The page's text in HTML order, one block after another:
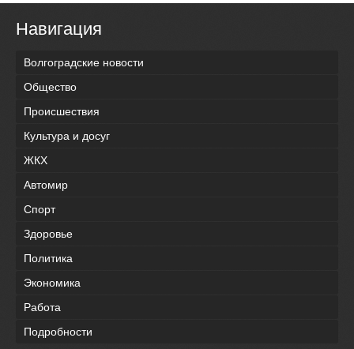
Навигация
Волгоградские новости
Общество
Происшествия
Культура и досуг
ЖКХ
Автомир
Спорт
Здоровье
Политика
Экономика
Работа
Подробности